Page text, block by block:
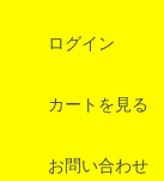
ログイン
カートを見る
お問い合わせ